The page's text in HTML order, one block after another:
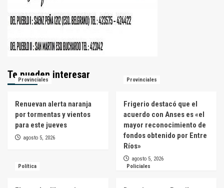
Te pueden interesar
Provinciales
Renuevan alerta naranja
por tormentas y vientos
para este jueves
agosto 5, 2026
Provinciales
Frigerio destacó que el
acuerdo con Anses es «el
mayor reconocimiento de
fondos obtenido por Entre
Ríos»
agosto 5, 2026
Política
Policiales